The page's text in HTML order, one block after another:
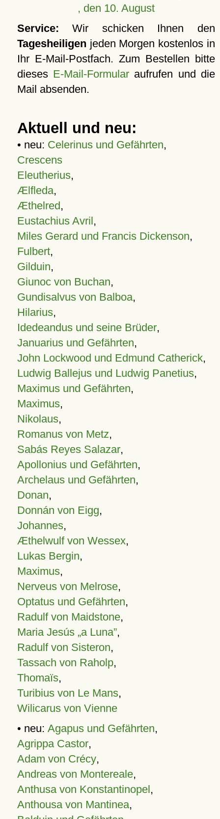
, den 10. August
Service: Wir schicken Ihnen den
Tagesheiligen jeden Morgen kostenlos in
Ihr E-Mail-Postfach. Zum Bestellen bitte
dieses E-Mail-Formular aufrufen und die
Mail absenden.
Aktuell und neu:
• neu: Celerinus und Gefährten,
Crescens
Eleutherius,
Ælfleda,
Æthelred,
Eustachius Avril,
Miles Gerard und Francis Dickenson,
Fulbert,
Gilduin,
Giunoc von Buchan,
Gundisalvus von Balboa,
Hilarius,
Idedeandus und seine Brüder,
Januarius und Gefährten,
John Lockwood und Edmund Catherick,
Ludwig Ballejus und Ludwig Panetius,
Maximus und Gefährten,
Maximus,
Nikolaus,
Romanus von Metz,
Sabás Reyes Salazar,
Apollonius und Gefährten,
Archelaus und Gefährten,
Donan,
Donnán von Eigg,
Johannes,
Æthelwulf von Wessex,
Lukas Bergin,
Maximus,
Nerveus von Melrose,
Optatus und Gefährten,
Radulf von Maidstone,
Maria Jesús „a Luna”,
Radulf von Sisteron,
Tassach von Raholp,
Thomaïs,
Turibius von Le Mans,
Wilicarus von Vienne
• neu: Agapus und Gefährten,
Agrippa Castor,
Adam von Crécy,
Andreas von Montereale,
Anthusa von Konstantinopel,
Anthousa von Mantinea,